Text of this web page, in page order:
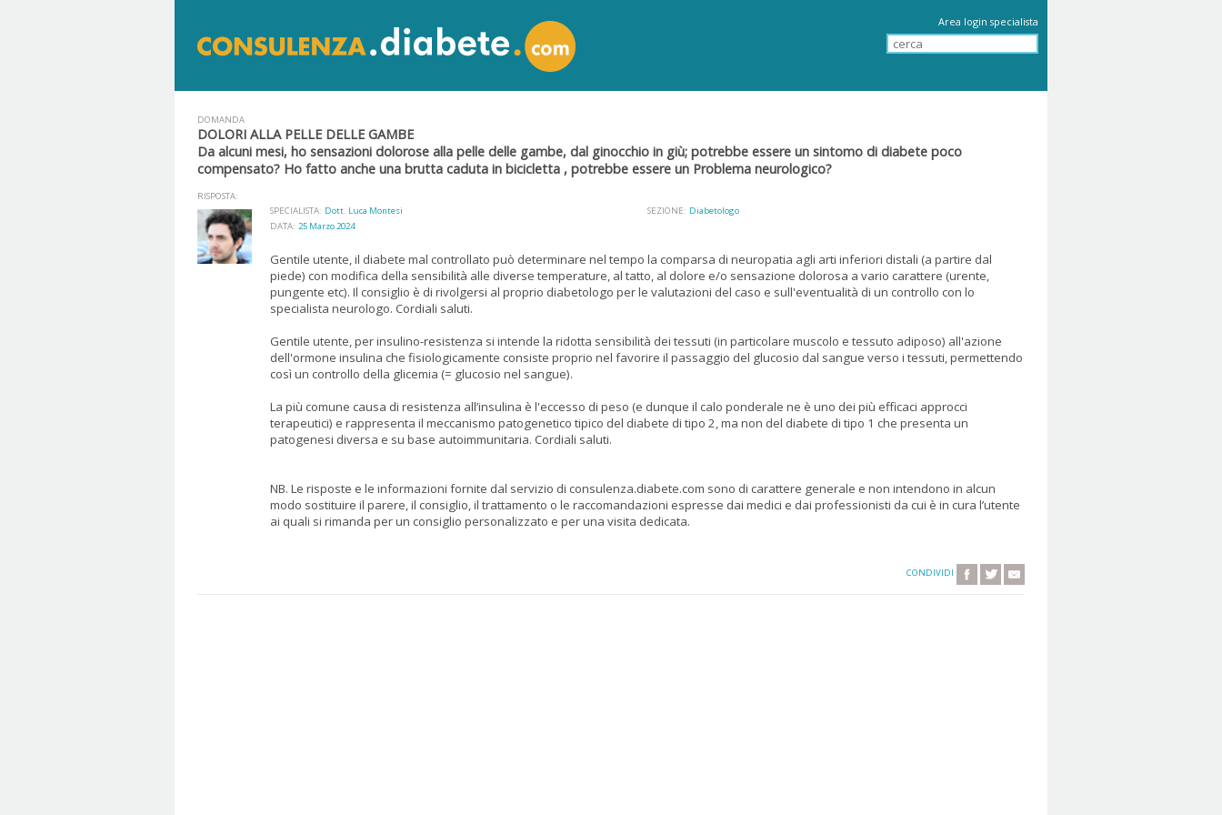
Area login specialista
DOMANDA
DOLORI ALLA PELLE DELLE GAMBE
Da alcuni mesi, ho sensazioni dolorose alla pelle delle gambe, dal ginocchio in giù; potrebbe essere un sintomo di diabete poco
compensato? Ho fatto anche una brutta caduta in bicicletta , potrebbe essere un Problema neurologico?
RISPOSTA:
SPECIALISTA: Dott. Luca Montesi SEZIONE: Diabetologo
DATA: 25 Marzo 2024
Gentile utente, il diabete mal controllato può determinare nel tempo la comparsa di neuropatia agli arti inferiori distali (a partire dal
piede) con modifica della sensibilità alle diverse temperature, al tatto, al dolore e/o sensazione dolorosa a vario carattere (urente,
pungente etc). Il consiglio è di rivolgersi al proprio diabetologo per le valutazioni del caso e sull'eventualità di un controllo con lo
specialista neurologo. Cordiali saluti.
Gentile utente, per insulino-resistenza si intende la ridotta sensibilità dei tessuti (in particolare muscolo e tessuto adiposo) all'azione
dell'ormone insulina che fisiologicamente consiste proprio nel favorire il passaggio del glucosio dal sangue verso i tessuti, permettendo
così un controllo della glicemia (= glucosio nel sangue).
La più comune causa di resistenza all’insulina è l'eccesso di peso (e dunque il calo ponderale ne è uno dei più efficaci approcci
terapeutici) e rappresenta il meccanismo patogenetico tipico del diabete di tipo 2, ma non del diabete di tipo 1 che presenta un
patogenesi diversa e su base autoimmunitaria. Cordiali saluti.
NB. Le risposte e le informazioni fornite dal servizio di consulenza.diabete.com sono di carattere generale e non intendono in alcun
modo sostituire il parere, il consiglio, il trattamento o le raccomandazioni espresse dai medici e dai professionisti da cui è in cura l’utente
ai quali si rimanda per un consiglio personalizzato e per una visita dedicata.
CONDIVIDI